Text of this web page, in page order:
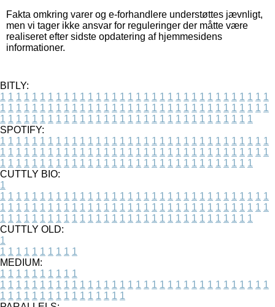
Fakta omkring varer og e-forhandlere understøttes jævnligt,
men vi tager ikke ansvar for reguleringer der måtte være
realiseret efter sidste opdatering af hjemmesidens
informationer.
BITLY:
1 1 1 1 1 1 1 1 1 1 1 1 1 1 1 1 1 1 1 1 1 1 1 1 1 1 1 1 1 1 1 1 1 1
1 1 1 1 1 1 1 1 1 1 1 1 1 1 1 1 1 1 1 1 1 1 1 1 1 1 1 1 1 1 1 1 1 1
1 1 1 1 1 1 1 1 1 1 1 1 1 1 1 1 1 1 1 1 1 1 1 1 1 1 1 1 1 1 1 1
SPOTIFY:
1 1 1 1 1 1 1 1 1 1 1 1 1 1 1 1 1 1 1 1 1 1 1 1 1 1 1 1 1 1 1 1 1 1
1 1 1 1 1 1 1 1 1 1 1 1 1 1 1 1 1 1 1 1 1 1 1 1 1 1 1 1 1 1 1 1 1 1
1 1 1 1 1 1 1 1 1 1 1 1 1 1 1 1 1 1 1 1 1 1 1 1 1 1 1 1 1 1 1 1
CUTTLY BIO:
1
1 1 1 1 1 1 1 1 1 1 1 1 1 1 1 1 1 1 1 1 1 1 1 1 1 1 1 1 1 1 1 1 1 1
1 1 1 1 1 1 1 1 1 1 1 1 1 1 1 1 1 1 1 1 1 1 1 1 1 1 1 1 1 1 1 1 1 1
1 1 1 1 1 1 1 1 1 1 1 1 1 1 1 1 1 1 1 1 1 1 1 1 1 1 1 1 1 1 1 1
CUTTLY OLD:
1
1 1 1 1 1 1 1 1 1 1
MEDIUM:
1 1 1 1 1 1 1 1 1 1
1 1 1 1 1 1 1 1 1 1 1 1 1 1 1 1 1 1 1 1 1 1 1 1 1 1 1 1 1 1 1 1 1 1
1 1 1 1 1 1 1 1 1 1 1 1 1 1 1 1